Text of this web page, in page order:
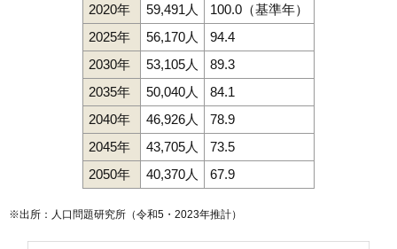
2020年 59,491人
100.0（基準年）
2025年
56,170人
94.4
2030年
53,105人
89.3
2035年
50,040人
84.1
2040年
46,926人
78.9
2045年
43,705人
73.5
2050年
40,370人 67.9
※出所：人口問題研究所（令和5・2023年推計）